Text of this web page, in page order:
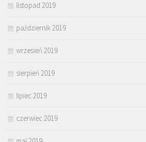
listopad 2019
październik 2019
wrzesień 2019
sierpień 2019
lipiec 2019
czerwiec 2019